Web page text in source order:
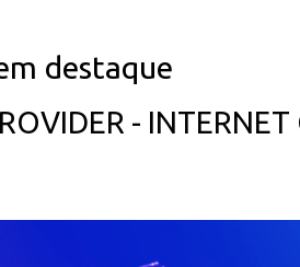
destaque
-